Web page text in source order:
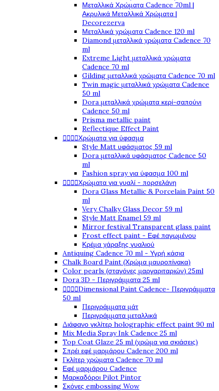
Μεταλλικά Χρώματα Cadence 70ml |
Ακρυλικά Μεταλλικά Χρώματα |
Decorezerva
Μεταλλικά χρώματα Cadence 120 ml
Diamond μεταλλικά χρώματα Cadence 70
ml
Extreme Light μεταλλικά χρώματα
Cadence 70 ml
Gilding μεταλλικά χρώματα Cadence 70 ml
Twin magic μεταλλικά χρώματα Cadence
50 ml
Dora μεταλλικά χρώματα κερί-σαπούνι
Cadence 50 ml
Prisma metallic paint
Reflectique Effect Paint
Χρώματα για ύφασμα
Style Matt υφάσματος 59 ml
Dora μεταλλικά υφάσματος Cadence 50
ml
Fashion spray για ύφασμα 100 ml
Χρώματα για γυαλί - πορσελάνη
Dora Glass Metallic & Porcelain Paint 50
ml
Very Chalky Glass Decor 59 ml
Style Matt Enamel 59 ml
Mirror festival Transparent glass paint
Frost effect paint - Εφέ παγωμένου
Κρέμα χάραξης γυαλιού
Antiquing Cadence 70 ml - Υγρή κάσια
Chalk Board Paint (Χρώμα μαυροπίνακα)
Color pearls (σταγόνες μαργαριταριών) 25ml
Dora 3D - Περιγράμματα 25 ml
Dimensional Paint Cadence- Περιγράμματα
50 ml
Περιγράμματα μάτ
Περιγράμματα μεταλλικά
Διάφανο γκλίτερ holographic effect paint 90 ml
Mix Media Spray Ink Cadence 25 ml
Top Coat Glaze 25 ml (χρώμα για σκιάσεις)
Σπρέι εφέ μαρμάρου Cadence 200 ml
Γκλίτερ χρώματα Cadence 70 ml
Εφέ μαρμάρου Cadence
Μαρκαδόροι Pilot Pintor
Σκόνες embossing Wow